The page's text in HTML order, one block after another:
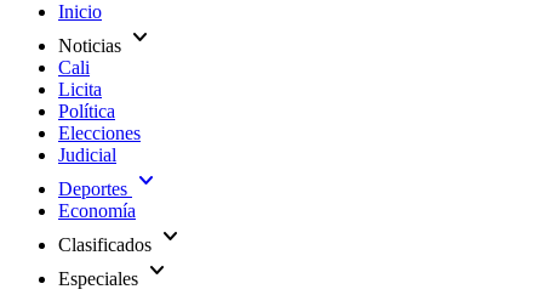
Inicio
Noticias expand_more
Cali
Licita
Política
Elecciones
Judicial
Deportes expand_more
Economía
Clasificados expand_more
Especiales expand_more